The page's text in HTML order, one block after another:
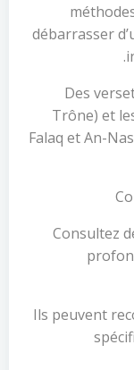
débarrasser
Des
Trône) et
Falaq et An-
Consultez
Ils peuvent